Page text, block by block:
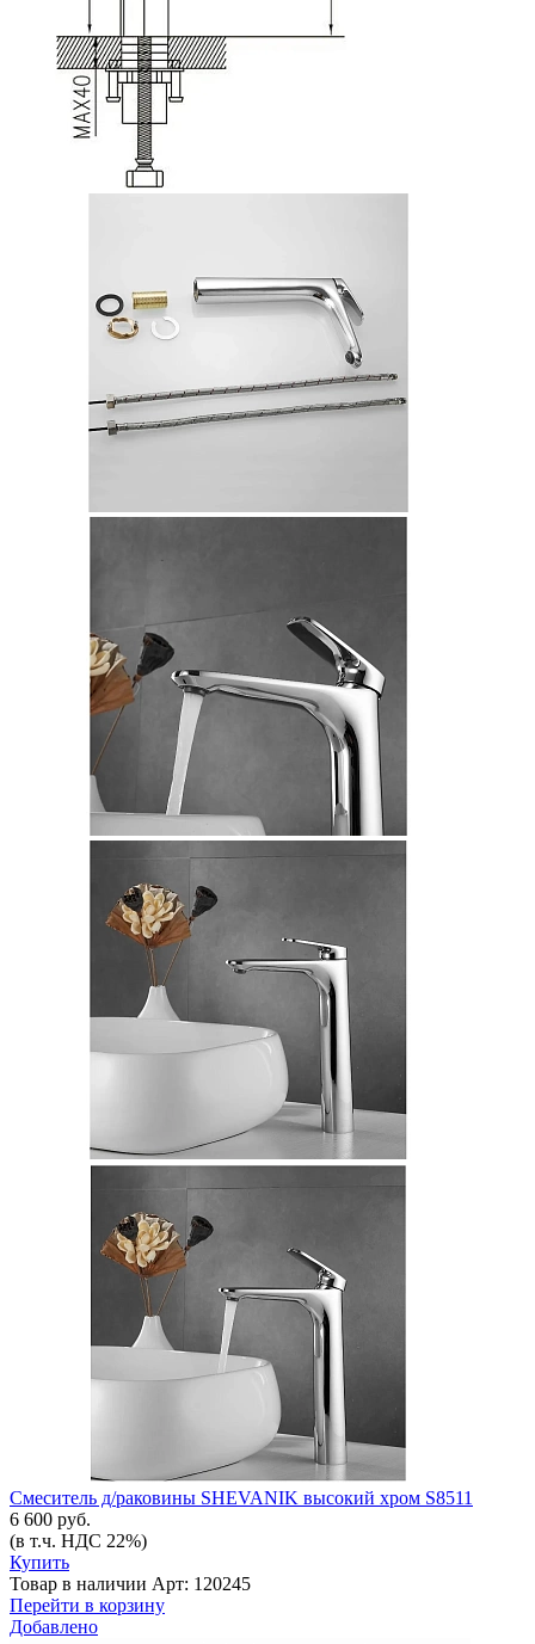
Смеситель д/раковины SHEVANIK высокий хром S8511
6 600 руб.
(в т.ч. НДС 22%)
Купить
Товар в наличии Арт: 120245
Перейти в корзину
Добавлено